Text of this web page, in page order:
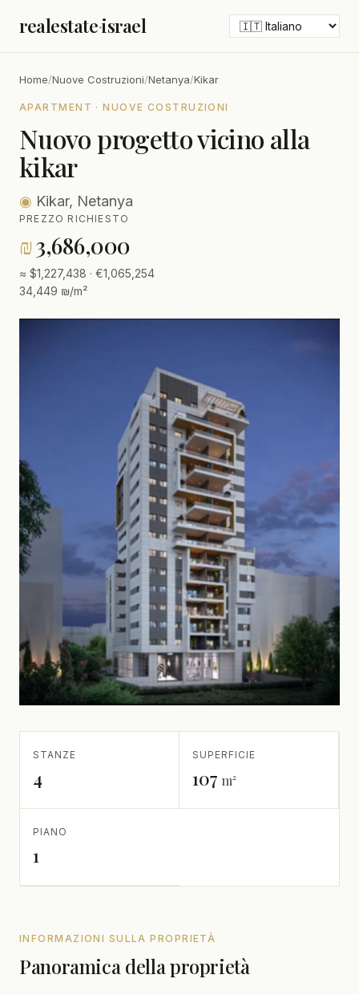
realestate·israel
Home/Nuove Costruzioni/Netanya/Kikar
APARTMENT · NUOVE COSTRUZIONI
Nuovo progetto vicino alla
kikar
◉ Kikar, Netanya
PREZZO RICHIESTO
₪3,686,000
≈ $1,227,438 · €1,065,254
34,449 ₪/m²
STANZE
4
SUPERFICIE
107 m²
PIANO
1
INFORMAZIONI SULLA PROPRIETÀ
Panoramica della proprietà